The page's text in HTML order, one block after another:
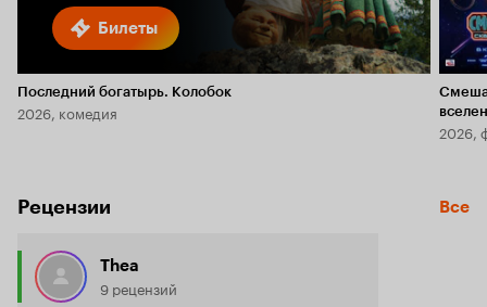
Билеты
Последний богатырь. Колобок
2026, комедия
2026,
Рецензии Все
Thea
9 рецензий